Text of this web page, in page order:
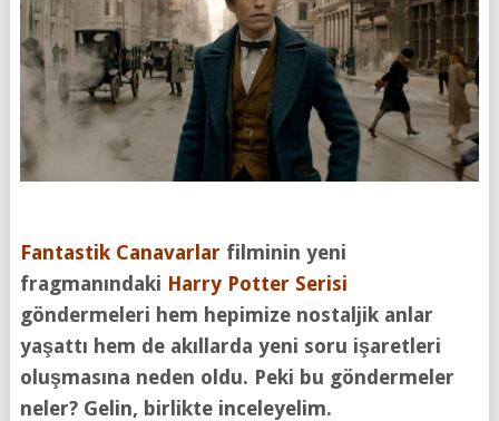
Fantastik Canavarlar filminin yeni
fragmanındaki Harry Potter Serisi
göndermeleri hem hepimize nostaljik anlar
yaşattı hem de akıllarda yeni soru işaretleri
oluşmasına neden oldu. Peki bu göndermeler
neler? Gelin, birlikte inceleyelim.